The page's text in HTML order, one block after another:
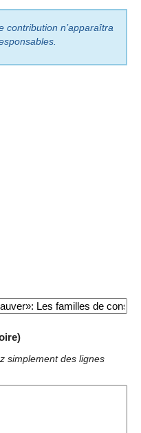
contribution n’apparaîtra
simplement des lignes